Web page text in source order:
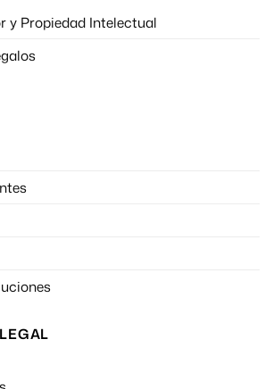
y Propiedad Intelectual